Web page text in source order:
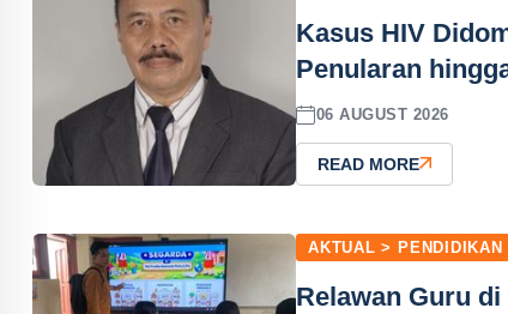
Kasus HIV
Penularan
06 AUGUST 2026
READ MORE
AKTUAL > PENDIDIKAN
Relawan Guru